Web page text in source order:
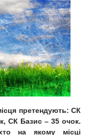
претендують: СК
СК Базис – 35 очок.
на якому місці